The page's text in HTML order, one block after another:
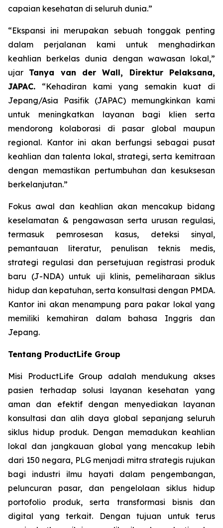
capaian kesehatan di seluruh dunia.”
“Ekspansi ini merupakan sebuah tonggak penting
dalam perjalanan kami untuk menghadirkan
keahlian berkelas dunia dengan wawasan lokal,”
ujar Tanya van der Wall, Direktur Pelaksana,
JAPAC. “Kehadiran kami yang semakin kuat di
Jepang/Asia Pasifik (JAPAC) memungkinkan kami
untuk meningkatkan layanan bagi klien serta
mendorong kolaborasi di pasar global maupun
regional. Kantor ini akan berfungsi sebagai pusat
keahlian dan talenta lokal, strategi, serta kemitraan
dengan memastikan pertumbuhan dan kesuksesan
berkelanjutan.”
Fokus awal dan keahlian akan mencakup bidang
keselamatan & pengawasan serta urusan regulasi,
termasuk pemrosesan kasus, deteksi sinyal,
pemantauan literatur, penulisan teknis medis,
strategi regulasi dan persetujuan registrasi produk
baru (J-NDA) untuk uji klinis, pemeliharaan siklus
hidup dan kepatuhan, serta konsultasi dengan PMDA.
Kantor ini akan menampung para pakar lokal yang
memiliki kemahiran dalam bahasa Inggris dan
Jepang.
Tentang ProductLife Group
Misi ProductLife Group adalah mendukung akses
pasien terhadap solusi layanan kesehatan yang
aman dan efektif dengan menyediakan layanan
konsultasi dan alih daya global sepanjang seluruh
siklus hidup produk. Dengan memadukan keahlian
lokal dan jangkauan global yang mencakup lebih
dari 150 negara, PLG menjadi mitra strategis rujukan
bagi industri ilmu hayati dalam pengembangan,
peluncuran pasar, dan pengelolaan siklus hidup
portofolio produk, serta transformasi bisnis dan
digital yang terkait. Dengan tujuan untuk terus